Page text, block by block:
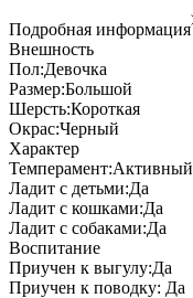
Подробная информация
Внешность
Пол:Девочка
Размер:Большой
Шерсть:Короткая
Окрас:Черный
Характер
Темперамент:Активный
Ладит с детьми:Да
Ладит с кошками:Да
Ладит с собаками:Да
Воспитание
Приучен к выгулу:Да
Приучен к поводку: Да